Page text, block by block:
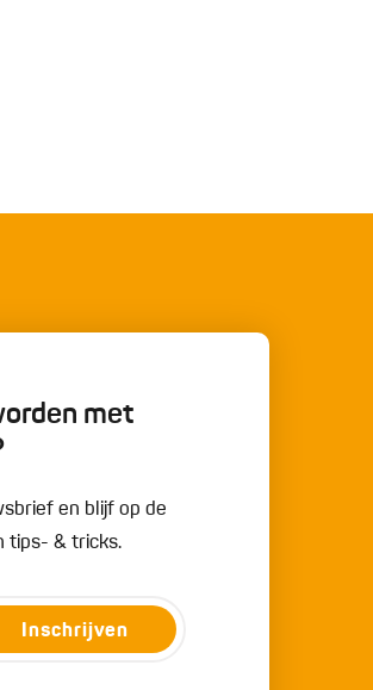
met
en blijf op de
tips- & tricks.
Inschrijven